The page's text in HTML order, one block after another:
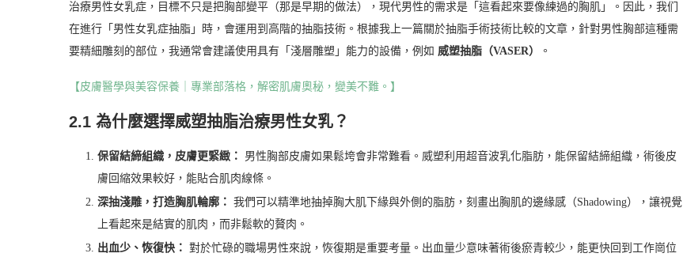
治療男性女乳症，目標不只是把胸部變平（那是早期的做法），現代男性的需求是「這看起來要像練過的胸肌」。因此，我们
在進行「男性女乳症抽脂」時，會運用到高階的抽脂技術。根據我上一篇關於抽脂手術技術比較的文章，針對男性胸部這種需
要精細雕刻的部位，我通常會建議使用具有「淺層雕塑」能力的設備，例如 威塑抽脂（VASER） 。
【皮膚醫學與美容保養｜專業部落格，解密肌膚奧秘，變美不難。】
2.1 為什麼選擇威塑抽脂治療男性女乳？
保留結締組織，皮膚更緊緻：
男性胸部皮膚如果鬆垮會非常難看。威塑利用超音波乳化脂肪，能保留結締組織，術後皮
膚回縮效果較好，能貼合肌肉線條。
深抽淺雕，打造胸肌輪廓： 我們可以精準地抽掉胸大肌下緣與外側的脂肪，刻畫出胸肌的邊緣感（Shadowing），讓視覺
上看起來是結實的肌肉，而非鬆軟的贅肉。
出血少、恢復快： 對於忙碌的職場男性來說，恢復期是重要考量。出血量少意味著術後瘀青較少，能更快回到工作崗位